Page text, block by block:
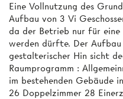
Eine Vollnutzung des
Aufbau von 3 Vi
da der Betrieb nur für eine
werden dürfte. Der
gestalterischer Hin­ sicht
Raumprogramm :
im bestehenden Gebäude
26 Doppelzimmer 28